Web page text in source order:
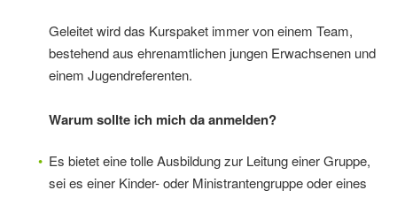
Geleitet wird das Kurspaket immer von einem Team,
bestehend aus ehrenamtlichen jungen Erwachsenen und
einem Jugendreferenten.
Warum sollte ich mich da anmelden?
Es bietet eine tolle Ausbildung zur Leitung einer Gruppe,
sei es einer Kinder- oder Ministrantengruppe oder eines